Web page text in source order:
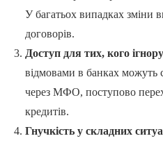
У багатьох випадках зміни
договорів.
Доступ для тих, кого
відмовами в банках можуть
через МФО, поступово
кредитів.
Гнучкість у складних